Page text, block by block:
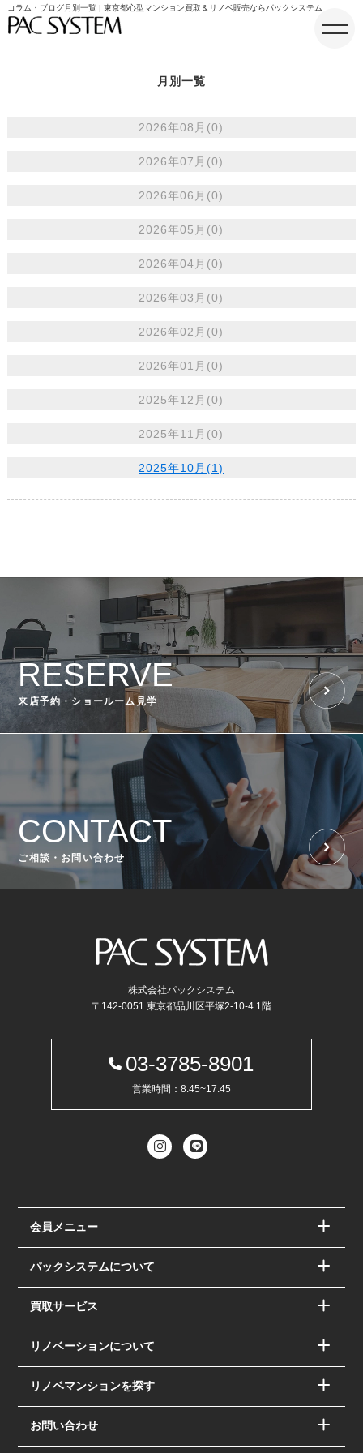
コラム・ブログ月別一覧 | 東京都心型マンション買取＆リノベ販売ならパックシステム
月別一覧
2026年08月(0)
2026年07月(0)
2026年06月(0)
2026年05月(0)
2026年04月(0)
2026年03月(0)
2026年02月(0)
2026年01月(0)
2025年12月(0)
2025年11月(0)
2025年10月(1)
RESERVE
来店予約・ショールーム見学
CONTACT
ご相談・お問い合わせ
株式会社パックシステム
〒142-0051 東京都品川区平塚2-10-4 1階
03-3785-8901
営業時間：8:45~17:45
会員メニュー
パックシステムについて
買取サービス
リノベーションについて
リノベマンションを探す
お問い合わせ